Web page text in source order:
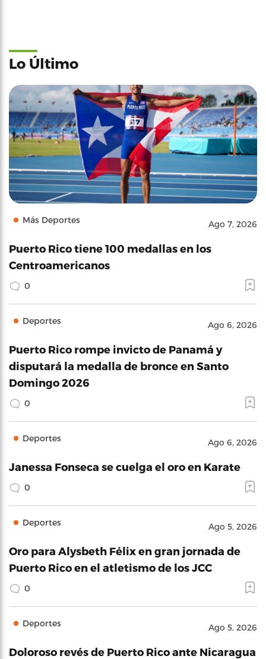
Lo Último
Más Deportes Ago 7, 2026
Puerto Rico tiene 100 medallas en los
Centroamericanos
0
Deportes Ago 6, 2026
Puerto Rico rompe invicto de Panamá y
disputará la medalla de bronce en Santo
Domingo 2026
0
Deportes Ago 6, 2026
Janessa Fonseca se cuelga el oro en Karate
0
Deportes Ago 5, 2026
Oro para Alysbeth Félix en gran jornada de
Puerto Rico en el atletismo de los JCC
0
Deportes Ago 5, 2026
Doloroso revés de Puerto Rico ante Nicaragua